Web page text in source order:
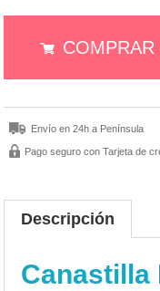
COMPRAR
Envío en 24h a Península
Pago seguro con Tarjeta de
Descripción
Canastilla